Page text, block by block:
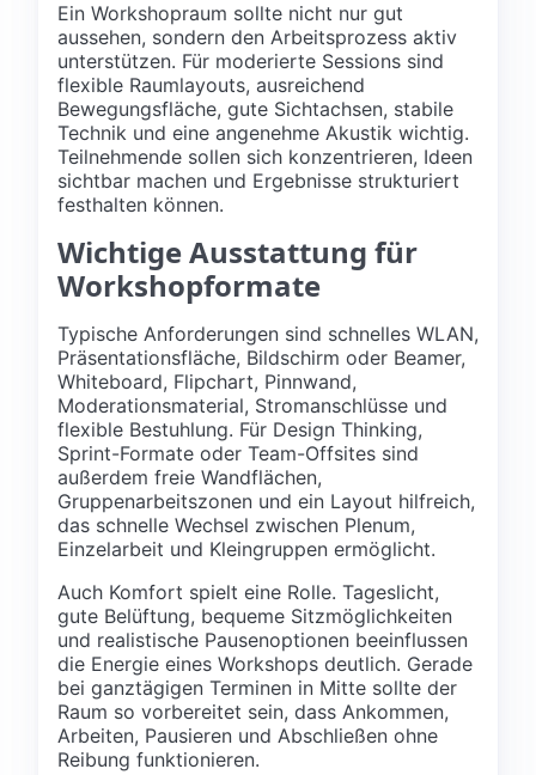
Ein Workshopraum sollte nicht nur gut
aussehen, sondern den Arbeitsprozess aktiv
unterstützen. Für moderierte Sessions sind
flexible Raumlayouts, ausreichend
Bewegungsfläche, gute Sichtachsen, stabile
Technik und eine angenehme Akustik wichtig.
Teilnehmende sollen sich konzentrieren, Ideen
sichtbar machen und Ergebnisse strukturiert
festhalten können.
Wichtige Ausstattung für
Workshopformate
Typische Anforderungen sind schnelles WLAN,
Präsentationsfläche, Bildschirm oder Beamer,
Whiteboard, Flipchart, Pinnwand,
Moderationsmaterial, Stromanschlüsse und
flexible Bestuhlung. Für Design Thinking,
Sprint-Formate oder Team-Offsites sind
außerdem freie Wandflächen,
Gruppenarbeitszonen und ein Layout hilfreich,
das schnelle Wechsel zwischen Plenum,
Einzelarbeit und Kleingruppen ermöglicht.
Auch Komfort spielt eine Rolle. Tageslicht,
gute Belüftung, bequeme Sitzmöglichkeiten
und realistische Pausenoptionen beeinflussen
die Energie eines Workshops deutlich. Gerade
bei ganztägigen Terminen in Mitte sollte der
Raum so vorbereitet sein, dass Ankommen,
Arbeiten, Pausieren und Abschließen ohne
Reibung funktionieren.